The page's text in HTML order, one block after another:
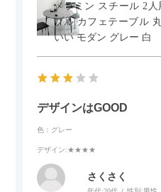
メラミン スチール 2
ブル カフェテーブル
いい モダン グレー 白
デザインはGOOD
色：グレー
デザイン:★★★★
さくさく